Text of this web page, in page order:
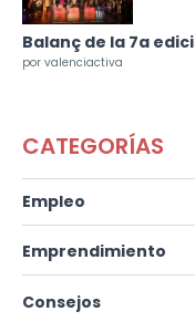
Balanç de la 7a
por valenciactiva
CATEGORÍAS
Empleo
Emprendimiento
Consejos